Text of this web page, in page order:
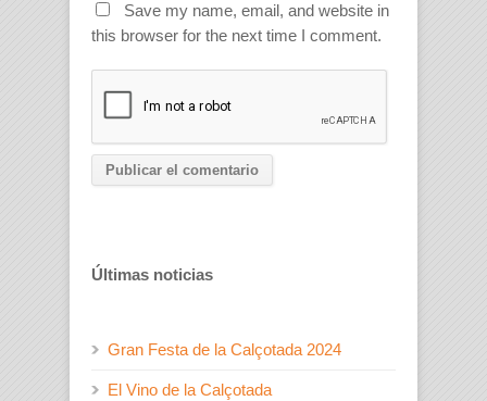
Save my name, email, and website in
this browser for the next time I comment.
Últimas noticias
Gran Festa de la Calçotada 2024
El Vino de la Calçotada